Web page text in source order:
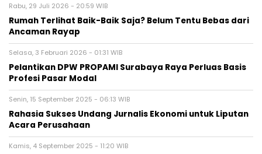
Rabu, 29 Juli 2026 - 20:59 WIB
Rumah Terlihat Baik-Baik Saja? Belum Tentu Bebas dari
Ancaman Rayap
Selasa, 3 Februari 2026 - 01:31 WIB
Pelantikan DPW PROPAMI Surabaya Raya Perluas Basis
Profesi Pasar Modal
Senin, 15 September 2025 - 06:13 WIB
Rahasia Sukses Undang Jurnalis Ekonomi untuk Liputan
Acara Perusahaan
Kamis, 4 September 2025 - 11:20 WIB